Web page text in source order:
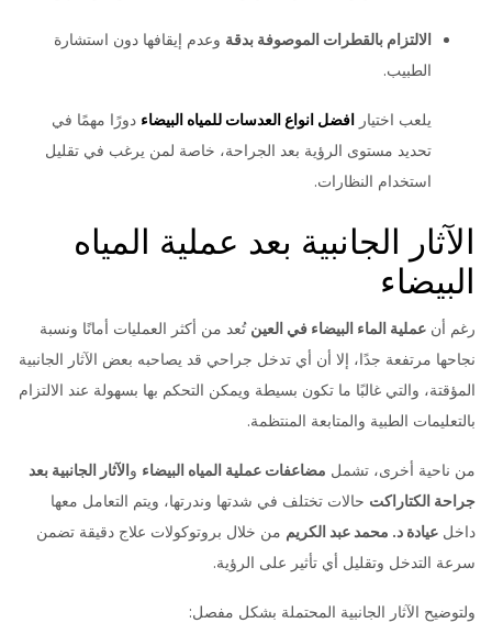
الالتزام بالقطرات الموصوفة بدقةوعدم إيقافها دون استشارة
الطبيب.
يلعب اختيار افضل انواع العدسات للمياه البيضاءدورًا مهمًا في
تحديد مستوى الرؤية بعد الجراحة، خاصة لمن يرغب في تقليل
استخدام النظارات.
الآثار الجانبية بعد عملية المياه
البيضاء
رغم أن عملية الماء البيضاء في العينتُعد من أكثر العمليات أمانًا ونسبة
نجاحها مرتفعة جدًا، إلا أن أي تدخل جراحي قد يصاحبه بعض الآثار الجانبية
المؤقتة، والتي غالبًا ما تكون بسيطة ويمكن التحكم بها بسهولة عند الالتزام
بالتعليمات الطبية والمتابعة المنتظمة.
من ناحية أخرى، تشمل مضاعفات عملية المياه البيضاءوالآثار الجانبية بعد
جراحة الكتاراكتحالات تختلف في شدتها وندرتها، ويتم التعامل معها
داخل عيادة د. محمد عبد الكريممن خلال بروتوكولات علاج دقيقة تضمن
سرعة التدخل وتقليل أي تأثير على الرؤية.
ولتوضيح الآثار الجانبية المحتملة بشكل مفصل: